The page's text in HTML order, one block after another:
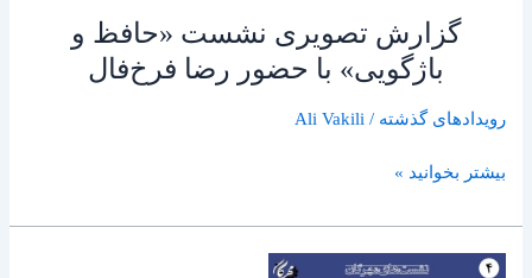
گزارش تصویری نشست «حافظ و
باژگویی» با حضور رضا فرخ‌فال
رویدادهای گذشته /
Ali Vakili
بیشتر بخوانید »
حافظ